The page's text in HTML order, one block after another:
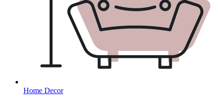
Home Decor